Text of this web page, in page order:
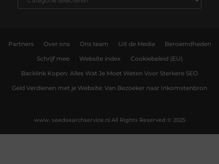
Partners Over ons Ons team Uit de Media Beroemdheden
Schrijf mee Website index Cookiebeleid (EU)
Backlink Kopen: Alles Wat Je Moet Weten Voor Sterkere SEO
Geld Verdienen met je Website: Van Bezoeker naar Inkomstenbron
All Rights Reserved © 2025
www. seedsearchservice.nl.